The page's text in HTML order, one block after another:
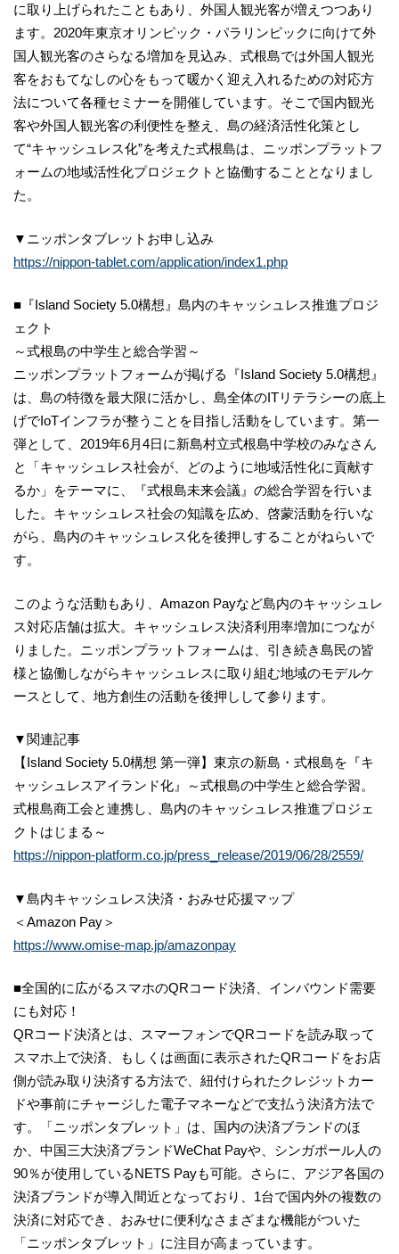
に取り上げられたこともあり、外国人観光客が増えつつあり
ます。2020年東京オリンピック・パラリンピックに向けて外
国人観光客のさらなる増加を見込み、式根島では外国人観光
客をおもてなしの心をもって暖かく迎え入れるための対応方
法について各種セミナーを開催しています。そこで国内観光
客や外国人観光客の利便性を整え、島の経済活性化策とし
て“キャッシュレス化”を考えた式根島は、ニッポンプラットフ
ォームの地域活性化プロジェクトと協働することとなりまし
た。
▼ニッポンタブレットお申し込み
https://nippon-tablet.com/application/index1.php
■『Island Society 5.0構想』島内のキャッシュレス推進プロジ
ェクト
～式根島の中学生と総合学習～
ニッポンプラットフォームが掲げる『Island Society 5.0構想』
は、島の特徴を最大限に活かし、島全体のITリテラシーの底上
げでIoTインフラが整うことを目指し活動をしています。第一
弾として、2019年6月4日に新島村立式根島中学校のみなさん
と「キャッシュレス社会が、どのように地域活性化に貢献す
るか」をテーマに、『式根島未来会議』の総合学習を行いま
した。キャッシュレス社会の知識を広め、啓蒙活動を行いな
がら、島内のキャッシュレス化を後押しすることがねらいで
す。
このような活動もあり、Amazon Payなど島内のキャッシュレ
ス対応店舗は拡大。キャッシュレス決済利用率増加につなが
りました。ニッポンプラットフォームは、引き続き島民の皆
様と協働しながらキャッシュレスに取り組む地域のモデルケ
ースとして、地方創生の活動を後押しして参ります。
▼関連記事
【Island Society 5.0構想 第一弾】東京の新島・式根島を『キ
ャッシュレスアイランド化』～式根島の中学生と総合学習。
式根島商工会と連携し、島内のキャッシュレス推進プロジェ
クトはじまる～
https://nippon-platform.co.jp/press_release/2019/06/28/2559/
▼島内キャッシュレス決済・おみせ応援マップ
＜Amazon Pay＞
https://www.omise-map.jp/amazonpay
■全国的に広がるスマホのQRコード決済、インバウンド需要
にも対応！
QRコード決済とは、スマーフォンでQRコードを読み取って
スマホ上で決済、もしくは画面に表示されたQRコードをお店
側が読み取り決済する方法で、紐付けられたクレジットカー
ドや事前にチャージした電子マネーなどで支払う決済方法で
す。「ニッポンタブレット」は、国内の決済ブランドのほ
か、中国三大決済ブランドWeChat Payや、シンガポール人の
90％が使用しているNETS Payも可能。さらに、アジア各国の
決済ブランドが導入間近となっており、1台で国内外の複数の
決済に対応でき、おみせに便利なさまざまな機能がついた
「ニッポンタブレット」に注目が高まっています。